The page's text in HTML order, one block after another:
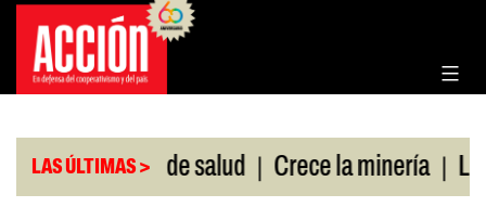
Saltar
contenido
LAS ÚLTIMAS >
cobertura de salud | Crece la minería | La